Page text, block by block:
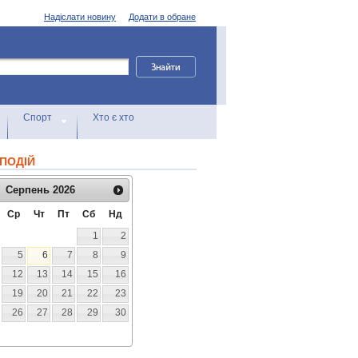
Додати в обране
Надіслати новину
Спорт Хто є хто
Серпень 2026
Ср Чт Пт Сб
Нд
1
2
5 6 7 8
9
12 13 14 15
16
19 20 21 22
23
26 27 28 29
30